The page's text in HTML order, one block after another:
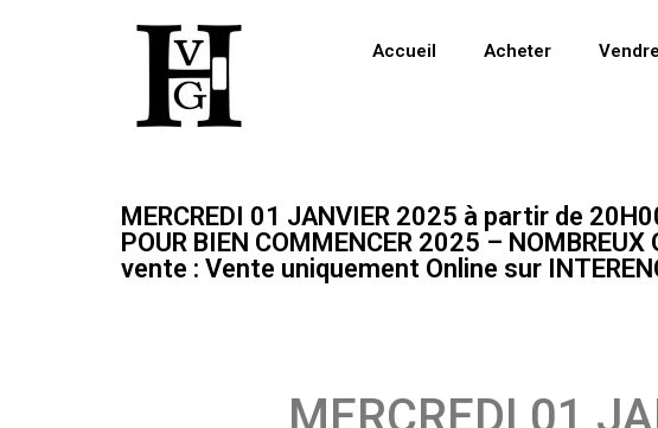
Accueil Acheter Vendre
MERCREDI 01 JANVIER 2025 à partir de
POUR BIEN COMMENCER 2025 –
vente : Vente uniquement Online sur
MERCREDI 01